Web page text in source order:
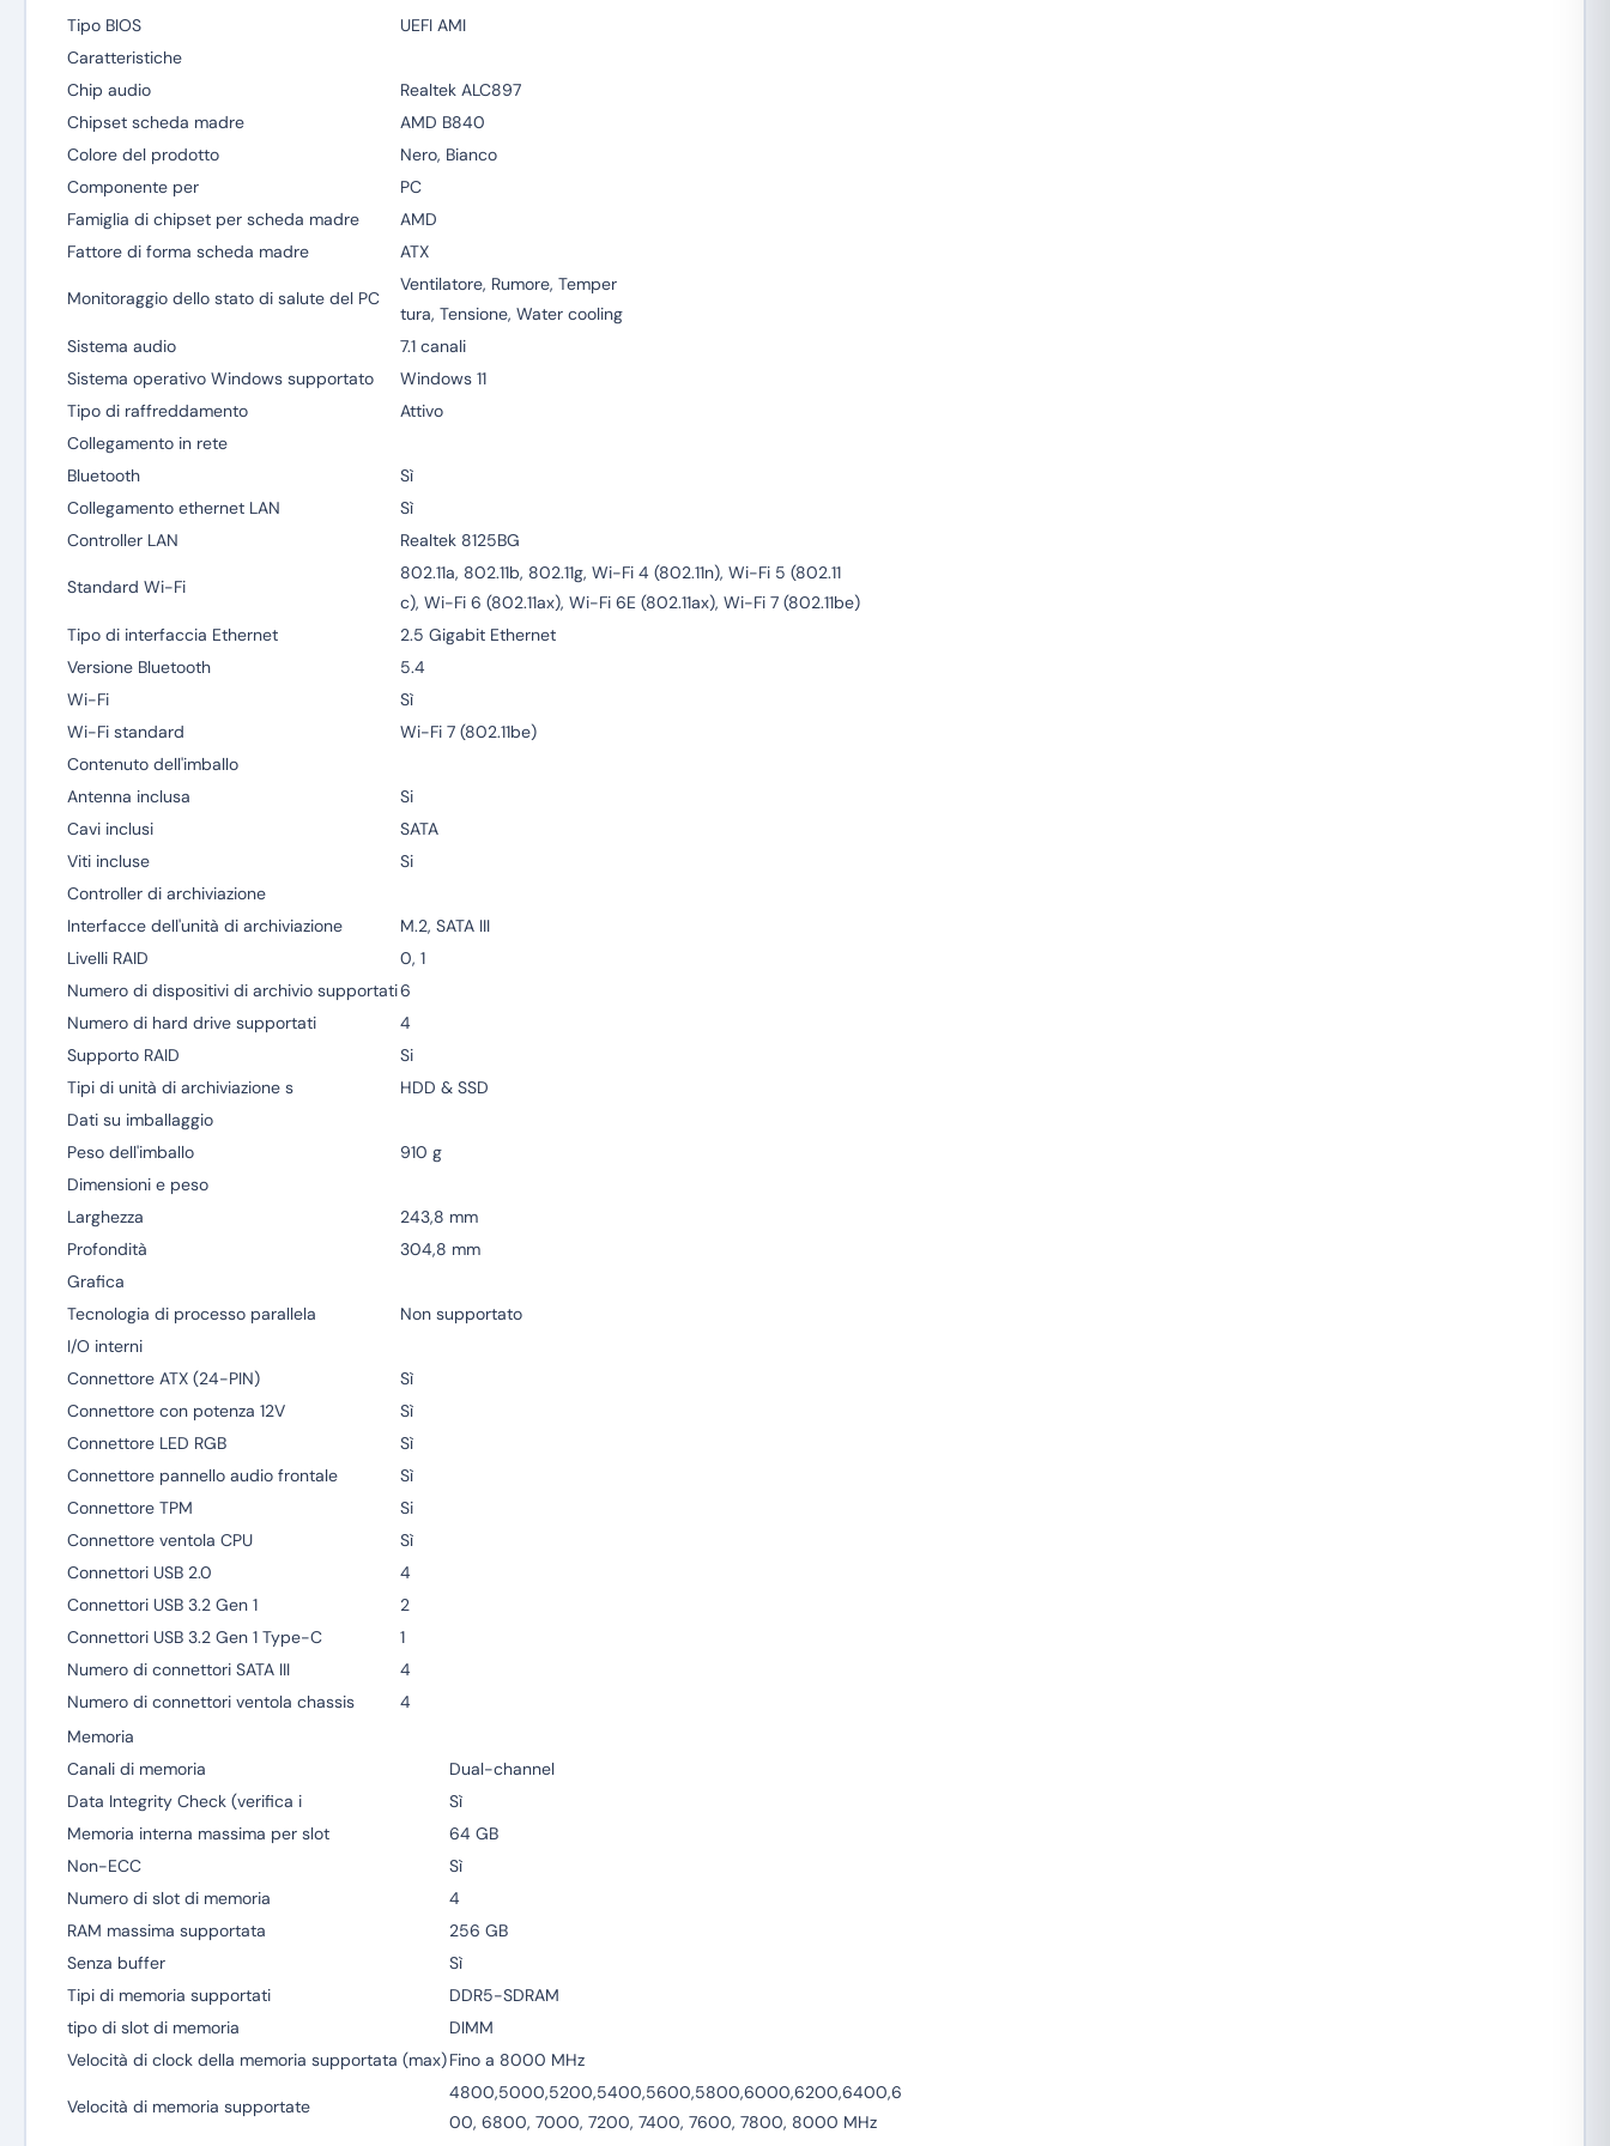
Tipo BIOS
UEFI AMI
Caratteristiche
Chip audio
Realtek ALC897
Chipset scheda madre
AMD B840
Colore del prodotto
Nero, Bianco
Componente per
PC
Famiglia di chipset per scheda madre
AMD
Fattore di forma scheda madre
ATX
Monitoraggio dello stato di salute del PC
Ventilatore, Rumore, Temper
tura, Tensione, Water cooling
Sistema audio
7.1 canali
Sistema operativo Windows supportato
Windows 11
Tipo di raffreddamento
Attivo
Collegamento in rete
Bluetooth
Sì
Collegamento ethernet LAN
Sì
Controller LAN
Realtek 8125BG
Standard Wi-Fi
802.11a, 802.11b, 802.11g, Wi-Fi 4 (802.11n), Wi-Fi 5 (802.11
c), Wi-Fi 6 (802.11ax), Wi-Fi 6E (802.11ax), Wi-Fi 7 (802.11be)
Tipo di interfaccia Ethernet
2.5 Gigabit Ethernet
Versione Bluetooth
5.4
Wi-Fi
Sì
Wi-Fi standard
Wi-Fi 7 (802.11be)
Contenuto dell'imballo
Antenna inclusa
Si
Cavi inclusi
SATA
Viti incluse
Si
Controller di archiviazione
Interfacce dell'unità di archiviazione
M.2, SATA III
Livelli RAID
0, 1
Numero di dispositivi di archivio supportati6
Numero di hard drive supportati
4
Supporto RAID
Si
Tipi di unità di archiviazione s
HDD & SSD
Dati su imballaggio
Peso dell'imballo
910 g
Dimensioni e peso
Larghezza
243,8 mm
Profondità
304,8 mm
Grafica
Tecnologia di processo parallela
Non supportato
I/O interni
Connettore ATX (24-PIN)
Sì
Connettore con potenza 12V
Sì
Connettore LED RGB
Sì
Connettore pannello audio frontale
Sì
Connettore TPM
Si
Connettore ventola CPU
Sì
Connettori USB 2.0
4
Connettori USB 3.2 Gen 1
2
Connettori USB 3.2 Gen 1 Type-C
1
Numero di connettori SATA III
4
Numero di connettori ventola chassis
4
Memoria
Canali di memoria
Dual-channel
Data Integrity Check (verifica i
Sì
Memoria interna massima per slot
64 GB
Non-ECC
Sì
Numero di slot di memoria
4
RAM massima supportata
256 GB
Senza buffer
Sì
Tipi di memoria supportati
DDR5-SDRAM
tipo di slot di memoria
DIMM
Velocità di clock della memoria supportata (max)Fino a 8000 MHz
Velocità di memoria supportate
4800,5000,5200,5400,5600,5800,6000,6200,6400,6
00, 6800, 7000, 7200, 7400, 7600, 7800, 8000 MHz